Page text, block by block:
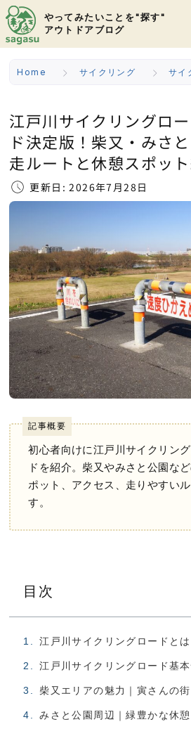
やってみたいことを"探す"
アウトドアブログ
Home サイクリング サイ
江戸川サイクリングロ
ド決定版！柴又・みさ
走ルートと休憩スポッ
更新日: 2026年7月28日
記事概要
初心者向けに江戸川サイクリン
ドを紹介。柴又やみさと公園な
ポット、アクセス、走りやすい
す。
目次
柴又エリアの魅力｜寅さんの
みさと公園周辺｜緑豊かな休